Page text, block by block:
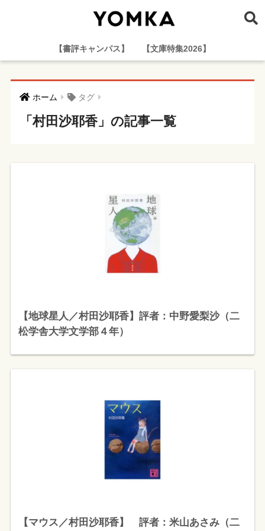
【書評キャンパス】 【文庫特集2026】
ホーム タグ
「村田沙耶香」の記事一覧
【地球星人／村田沙耶香】評者：中野愛梨沙（二
松学舎大学文学部４年）
【マウス／村田沙耶香】 評者：米山あさみ（二